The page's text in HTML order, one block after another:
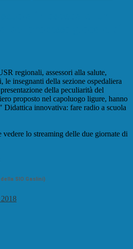
regionali, assessori alla salute,
le insegnanti della sezione ospedaliera
della peculiarità del
proposto nel capoluogo ligure, hanno
innovativa: fare radio a scuola
lo streaming delle due giornate di
SIO Gaslini)